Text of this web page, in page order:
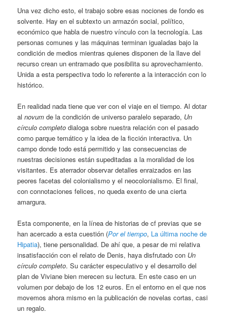
Una vez dicho esto, el trabajo sobre esas nociones de fondo es
solvente. Hay en el subtexto un armazón social, político,
económico que habla de nuestro vínculo con la tecnología. Las
personas comunes y las máquinas terminan igualadas bajo la
condición de medios mientras quienes disponen de la llave del
recurso crean un entramado que posibilita su aprovechamiento.
Unida a esta perspectiva todo lo referente a la interacción con lo
histórico.
En realidad nada tiene que ver con el viaje en el tiempo. Al dotar
alnovum de la condición de universo paralelo separado, Un
círculo completo dialoga sobre nuestra relación con el pasado
como parque temático y la idea de la ficción interactiva. Un
campo donde todo está permitido y las consecuencias de
nuestras decisiones están supeditadas a la moralidad de los
visitantes. Es aterrador observar detalles enraizados en las
peores facetas del colonialismo y el neocolonialismo. El final,
con connotaciones felices, no queda exento de una cierta
amargura.
Esta componente, en la línea de historias de cf previas que se
han acercado a esta cuestión (Por el tiempo, La última noche de
Hipatia), tiene personalidad. De ahí que, a pesar de mi relativa
insatisfacción con el relato de Denis, haya disfrutado con Un
círculo completo. Su carácter especulativo y el desarrollo del
plan de Viviane bien merecen su lectura. En este caso en un
volumen por debajo de los 12 euros. En el entorno en el que nos
movemos ahora mismo en la publicación de novelas cortas, casi
un regalo.